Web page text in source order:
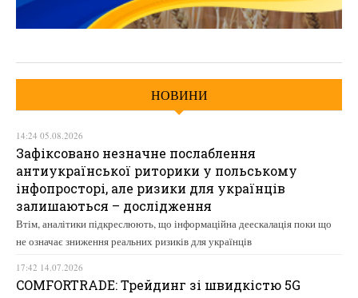
НОВИНИ
14:24 05.08.2026
Зафіксовано незначне послаблення
антиукраїнської риторики у польському
інфопросторі, але ризики для українців
залишаються – дослідження
Втім, аналітики підкреслюють, що інформаційна деескалація поки що
не означає зниження реальних ризиків для українців
17:42 14.07.2026
COMFORTRADE: Трейдинг зі швидкістю 5G